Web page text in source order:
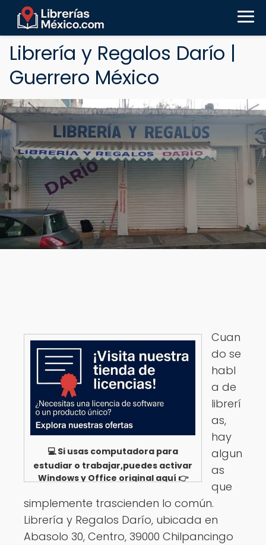
Librería y Regalos Darío |
Guerrero México
💻 Si usas computadora para
estudiar o trabajar,puedes activar
Windows y Office original aquí 👉
Cuan
do se
habl
a de
librerí
as,
hay
algun
as
que
simplemente trascienden lo común.
Librería y Regalos Darío, ubicada en
Abasolo 30, Centro, 39000 Chilpancingo